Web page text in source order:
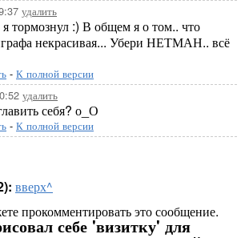
удалить
я тормознул :) В общем я о том.. что
некрасивая... Убери НЕТМАН.. всё
- К полной версии
удалить
себя? о_О
- К полной версии
вверх^
прокомментировать это сообщение.
себе 'визитку' для